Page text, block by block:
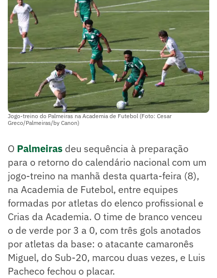
Jogo-treino do Palmeiras na Academia de Futebol (Foto: Cesar
Greco/Palmeiras/by Canon)
O Palmeiras deu sequência à preparação
para o retorno do calendário nacional com um
jogo-treino na manhã desta quarta-feira (8),
na Academia de Futebol, entre equipes
formadas por atletas do elenco profissional e
Crias da Academia. O time de branco venceu
o de verde por 3 a 0, com três gols anotados
por atletas da base: o atacante camaronês
Miguel, do Sub-20, marcou duas vezes, e Luis
Pacheco fechou o placar.